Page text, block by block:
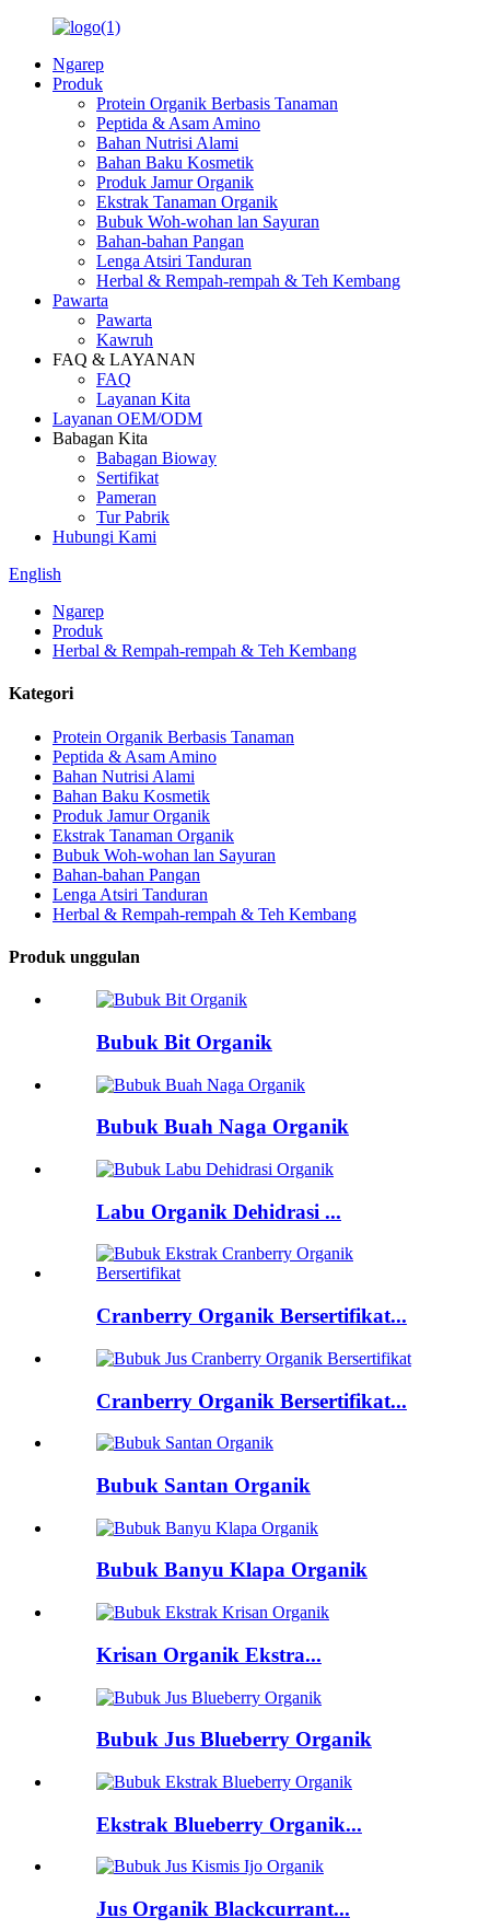
Ngarep
Produk
Protein Organik Berbasis Tanaman
Peptida & Asam Amino
Bahan Nutrisi Alami
Bahan Baku Kosmetik
Produk Jamur Organik
Ekstrak Tanaman Organik
Bubuk Woh-wohan lan Sayuran
Bahan-bahan Pangan
Lenga Atsiri Tanduran
Herbal & Rempah-rempah & Teh Kembang
Pawarta
Pawarta
Kawruh
FAQ & LAYANAN
FAQ
Layanan Kita
Layanan OEM/ODM
Babagan Kita
Babagan Bioway
Sertifikat
Pameran
Tur Pabrik
Hubungi Kami
English
Ngarep
Produk
Herbal & Rempah-rempah & Teh Kembang
Kategori
Protein Organik Berbasis Tanaman
Peptida & Asam Amino
Bahan Nutrisi Alami
Bahan Baku Kosmetik
Produk Jamur Organik
Ekstrak Tanaman Organik
Bubuk Woh-wohan lan Sayuran
Bahan-bahan Pangan
Lenga Atsiri Tanduran
Herbal & Rempah-rempah & Teh Kembang
Produk unggulan
Bubuk Bit Organik
Bubuk Buah Naga Organik
Labu Organik Dehidrasi ...
Cranberry Organik Bersertifikat...
Cranberry Organik Bersertifikat...
Bubuk Santan Organik
Bubuk Banyu Klapa Organik
Krisan Organik Ekstra...
Bubuk Jus Blueberry Organik
Ekstrak Blueberry Organik...
Jus Organik Blackcurrant...